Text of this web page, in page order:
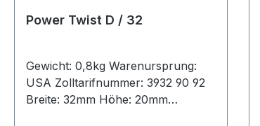
Power Twist D / 32
Gewicht: 0,8kg Warenursprung:
USA Zolltarifnummer: 3932 90 92
Breite: 32mm Höhe: 20mm